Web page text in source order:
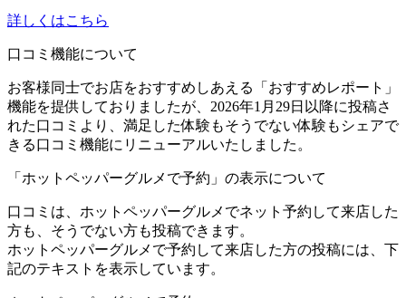
詳しくはこちら
口コミ機能について
お客様同士でお店をおすすめしあえる「おすすめレポート」
機能を提供しておりましたが、2026年1月29日以降に投稿さ
れた口コミより、満足した体験もそうでない体験もシェアで
きる口コミ機能にリニューアルいたしました。
「ホットペッパーグルメで予約」の表示について
口コミは、ホットペッパーグルメでネット予約して来店した
方も、そうでない方も投稿できます。
ホットペッパーグルメで予約して来店した方の投稿には、下
記のテキストを表示しています。